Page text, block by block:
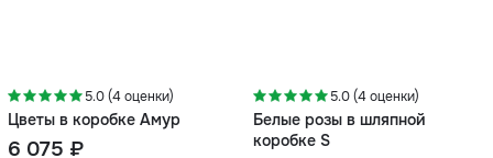
5.0 (4 оценки)
Цветы в коробке Амур
6 075 ₽
5.0 (4 оценки)
Белые розы в шляпной
коробке S